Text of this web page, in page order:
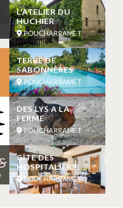
L’ATELIER DU
HUCHIER
POUCHARRAMET
TERRE DE
SABONNÈRES
POUCHARRAMET
DES LYS A LA
FERME
POUCHARRAMET
GÎTE DES
HOSPITALIERS
POUCHARRAMET